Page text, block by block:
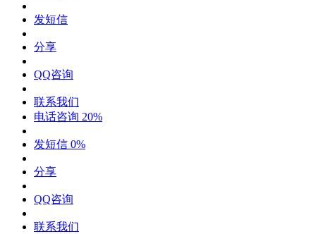
发短信
分享
QQ咨询
联系我们
电话咨询 20%
发短信 0%
分享
QQ咨询
联系我们